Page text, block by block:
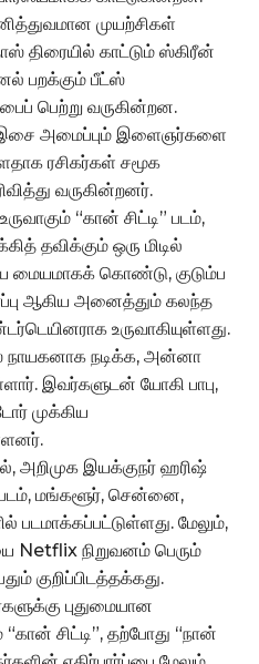
முயற்சிகள்
திரையில் காட்டும் ஸ்கிரீன்
பறக்கும் பீட்ஸ்
பெற்று வருகின்றன.
இசை அமைப்பும் இளைஞர்களை
ரசிகர்கள் சமூக
வருகின்றனர்.
“கான் சிட்டி” படம்,
தவிக்கும் ஒரு மிடில்
மையமாகக் கொண்டு, குடும்ப
ஆகிய அனைத்தும் கலந்த
உருவாகியுள்ளது.
நடிக்க, அன்னா
இவர்களுடன் யோகி பாபு,
முக்கிய
அறிமுக இயக்குநர் ஹரிஷ்
மங்களூர், சென்னை,
படமாக்கப்பட்டுள்ளது. மேலும்,
Netflix நிறுவனம் பெரும்
குறிப்பிடத்தக்கது.
புதுமையான
சிட்டி”, தற்போது “நான்